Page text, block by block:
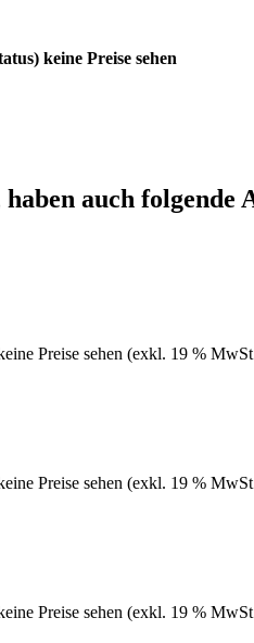
keine Preise sehen
auch folgende
Preise sehen (exkl. 19 %
Preise sehen (exkl. 19 %
Preise sehen (exkl. 19 %